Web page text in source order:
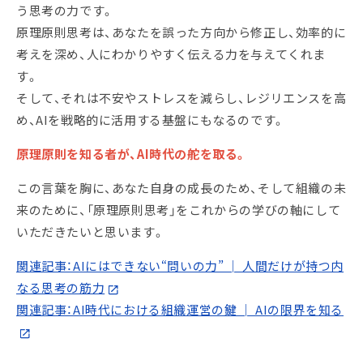
う思考の力です。
原理原則思考は、あなたを誤った方向から修正し、効率的に
考えを深め、人にわかりやすく伝える力を与えてくれま
す。
そして、それは不安やストレスを減らし、レジリエンスを高
め、AIを戦略的に活用する基盤にもなるのです。
原理原則を知る者が、AI時代の舵を取る。
この言葉を胸に、あなた自身の成長のため、そして組織の未
来のために、「原理原則思考」をこれからの学びの軸にして
いただきたいと思います。
関連記事：AIにはできない“問いの力” │ 人間だけが持つ内
なる思考の筋力
関連記事：AI時代における組織運営の鍵 │ AIの限界を知る